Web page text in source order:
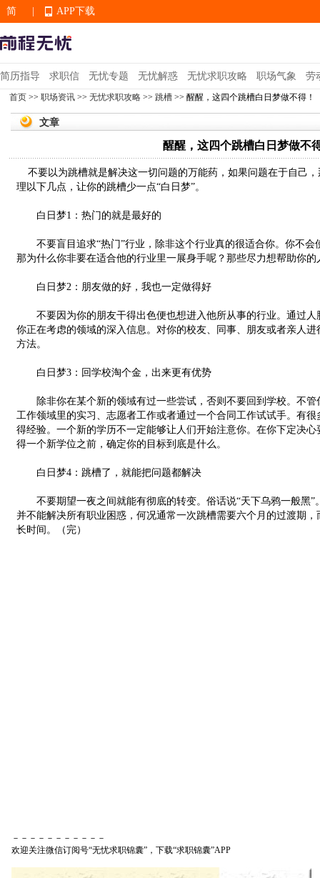
简
EN
APP下载
APP下载
简历指导 求职信 无忧专题 无忧解惑 无忧求职攻略 职场气象 劳
首页 >> 职场资讯 >> 无忧求职攻略 >> 跳槽 >> 醒醒，这四个跳槽白日梦做不得！
文章
醒醒，这四个跳槽白日梦做不
不要以为跳槽就是解决这一切问题的万能药，如果问题在于自己
理以下几点，让你的跳槽少一点“白日梦”。
白日梦1：热门的就是最好的
不要盲目追求“热门”行业，除非这个行业真的很适合你。你不会
那为什么你非要在适合他的行业里一展身手呢？那些尽力想帮助你
白日梦2：朋友做的好，我也一定做得好
不要因为你的朋友干得出色便也想进入他所从事的行业。通过人
你正在考虑的领域的深入信息。对你的校友、同事、朋友或者亲人
方法。
白日梦3：回学校淘个金，出来更有优势
除非你在某个新的领域有过一些尝试，否则不要回到学校。不管
工作领域里的实习、志愿者工作或者通过一个合同工作试试手。有
得经验。一个新的学历不一定能够让人们开始注意你。在你下定决
得一个新学位之前，确定你的目标到底是什么。
白日梦4：跳槽了，就能把问题都解决
不要期望一夜之间就能有彻底的转变。俗话说“天下乌鸦一般黑”
并不能解决所有职业困惑，何况通常一次跳槽需要六个月的过渡期
长时间。（完）
－－－－－－－－－－－
欢迎关注微信订阅号“无忧求职锦囊”，下载“求职锦囊”APP